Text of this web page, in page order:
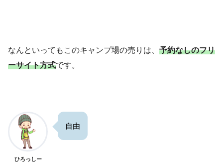
なんといってもこのキャンプ場の売りは、 予約なしのフリ
ーサイト方式です。
ひろっしー
自由